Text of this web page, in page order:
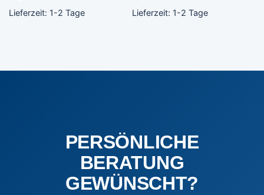
Lieferzeit: 1-2 Tage
Lieferzeit: 1-2 Tage
PERSÖNLICHE
BERATUNG
GEWÜNSCHT?